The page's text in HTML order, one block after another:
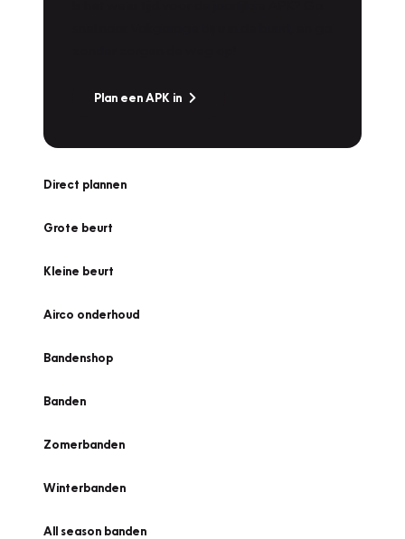
Plan een APK in
Direct plannen
Grote beurt
Kleine beurt
Airco onderhoud
Bandenshop
Banden
Zomerbanden
Winterbanden
All season banden